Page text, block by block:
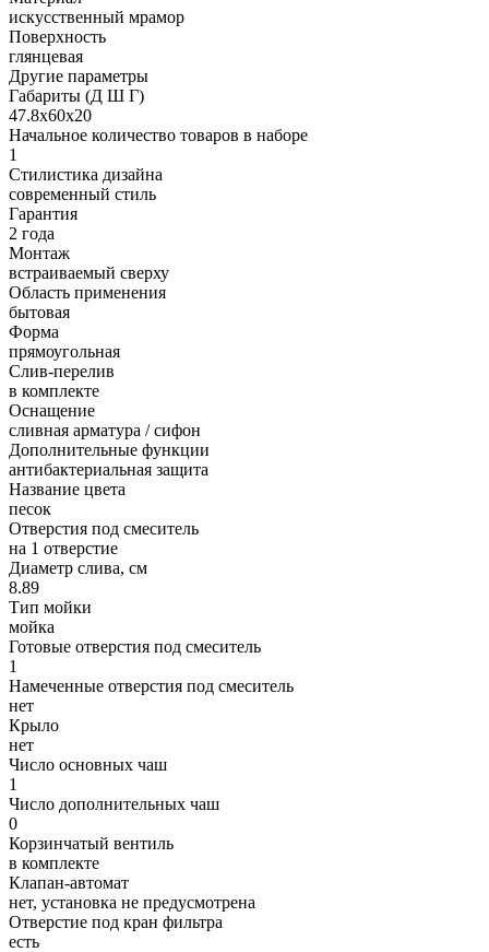
искусственный мрамор
Поверхность
глянцевая
Другие параметры
Габариты (Д Ш Г)
47.8х60х20
Начальное количество товаров в наборе
1
Стилистика дизайна
современный стиль
Гарантия
2 года
Монтаж
встраиваемый сверху
Область применения
бытовая
Форма
прямоугольная
Слив-перелив
в комплекте
Оснащение
сливная арматура / сифон
Дополнительные функции
антибактериальная защита
Название цвета
песок
Отверстия под смеситель
на 1 отверстие
Диаметр слива, см
8.89
Тип мойки
мойка
Готовые отверстия под смеситель
1
Намеченные отверстия под смеситель
нет
Крыло
нет
Число основных чаш
1
Число дополнительных чаш
0
Корзинчатый вентиль
в комплекте
Клапан-автомат
нет, установка не предусмотрена
Отверстие под кран фильтра
есть